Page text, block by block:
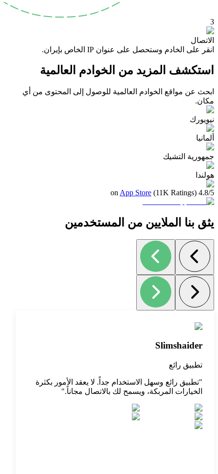
3
الاتصال
انقر على الخادم وستحصل على عنوان IP الخاص بإيران.
استكشف المزيد من الخوادم العالمية
ابحث عن مواقع الخوادم العالمية للوصول إلى المحتوى من أي
مكان.
نيويورك
ألمانيا
جمهورية التشيك
هولندا
4.8/5 (11K Ratings) on
App Store
يثق بنا الملايين من المستخدمين
Slimshaider
تطبيق رائع
"تطبيق رائع وسهل الاستخدام جداً. لا يعقد الأمور بكثرة
الخيارات المربكة، ويسمح لك بالاتصال مجاناً."